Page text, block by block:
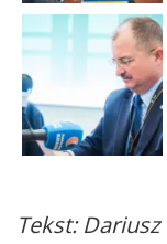
Tekst: